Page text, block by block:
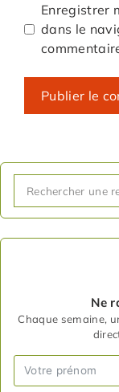
Enregistrer
dans le
Ne
Chaque semaine,